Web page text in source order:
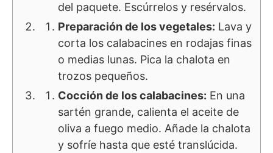
del paquete. Escúrrelos y resérvalos.
Preparación de los vegetales: Lava y
corta los calabacines en rodajas finas
o medias lunas. Pica la chalota en
trozos pequeños.
Cocción de los calabacines: En una
sartén grande, calienta el aceite de
oliva a fuego medio. Añade la chalota
y sofríe hasta que esté translúcida.